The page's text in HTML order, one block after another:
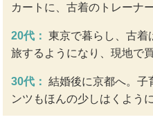
カートに、古着のトレーナ
20代： 東京で暮らし、古着
旅するようになり、現地で
30代： 結婚後に京都へ。子
ンツもほんの少しはくように